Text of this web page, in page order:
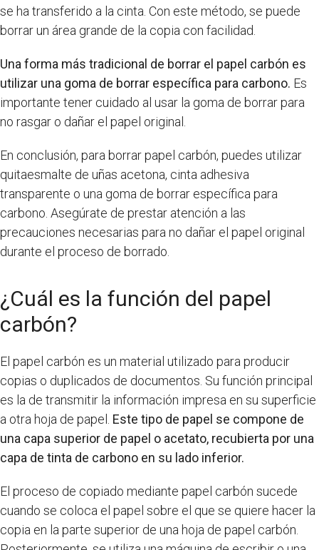
se ha transferido a la cinta. Con este método, se puede
borrar un área grande de la copia con facilidad.
Una forma más tradicional de borrar el papel carbón es
utilizar una goma de borrar específica para carbono. Es
importante tener cuidado al usar la goma de borrar para
no rasgar o dañar el papel original.
En conclusión, para borrar papel carbón, puedes utilizar
quitaesmalte de uñas acetona, cinta adhesiva
transparente o una goma de borrar específica para
carbono. Asegúrate de prestar atención a las
precauciones necesarias para no dañar el papel original
durante el proceso de borrado.
¿Cuál es la función del papel
carbón?
El papel carbón es un material utilizado para producir
copias o duplicados de documentos. Su función principal
es la de transmitir la información impresa en su superficie
a otra hoja de papel. Este tipo de papel se compone de
una capa superior de papel o acetato, recubierta por una
capa de tinta de carbono en su lado inferior.
El proceso de copiado mediante papel carbón sucede
cuando se coloca el papel sobre el que se quiere hacer la
copia en la parte superior de una hoja de papel carbón.